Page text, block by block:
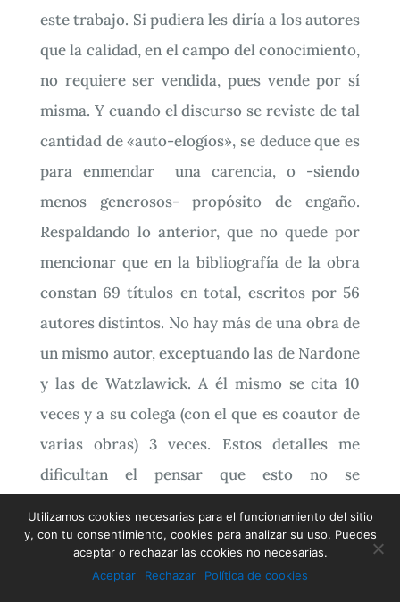
este trabajo. Si pudiera les diría a los autores
que la calidad, en el campo del conocimiento,
no requiere ser vendida, pues vende por sí
misma. Y cuando el discurso se reviste de tal
cantidad de «auto-elogíos», se deduce que es
para enmendar una carencia, o -siendo
menos generosos- propósito de engaño.
Respaldando lo anterior, que no quede por
mencionar que en la bibliografía de la obra
constan 69 títulos en total, escritos por 56
autores distintos. No hay más de una obra de
un mismo autor, exceptuando las de Nardone
y las de Watzlawick. A él mismo se cita 10
veces y a su colega (con el que es coautor de
varias obras) 3 veces. Estos detalles me
dificultan el pensar que esto no se
sabido, Milton Erickson no publicó casi nada.
Surgieron varios autores -
Utilizamos cookies necesarias para el funcionamiento del sitio
y, con tu consentimiento, cookies para analizar su uso. Puedes
aceptar o rechazar las cookies no necesarias.
Aceptar
Rechazar Política de cookies